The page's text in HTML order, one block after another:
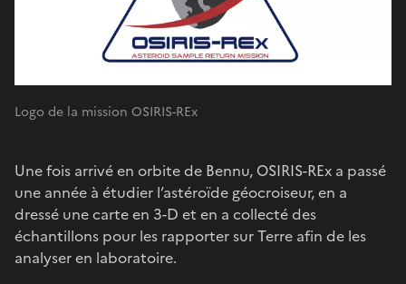
Logo de la mission OSIRIS-REx
Une fois arrivé en orbite de Bennu, OSIRIS-REx a passé
une année à étudier l’astéroïde géocroiseur, en a
dressé une carte en 3-D et en a collecté des
échantillons pour les rapporter sur Terre afin de les
analyser en laboratoire.